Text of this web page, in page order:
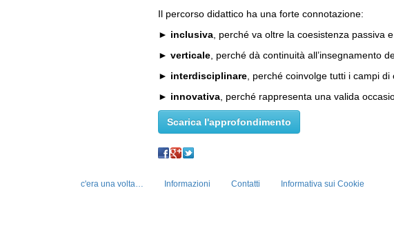
Il percorso didattico ha una forte connotazione:
► inclusiva, perché va oltre la coesistenza passiva
► verticale, perché dà continuità all’insegnamento
► interdisciplinare, perché coinvolge tutti i campi
► innovativa, perché rappresenta una valida
Scarica l'approfondimento
c'era una volta… Informazioni Contatti Informativa sui Cookie